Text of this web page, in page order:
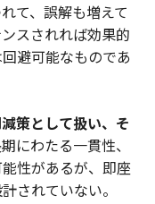
て、誤解も増えて
スされれば効果的
避可能なものであ
策として扱い、そ
にわたる一貫性、
性があるが、即座
されていない。